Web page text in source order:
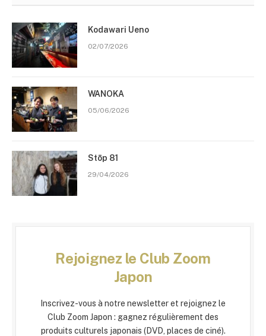
Kodawari Ueno
02/07/2026
WANOKA
05/06/2026
Stōp 81
29/04/2026
Rejoignez le Club Zoom
Japon
Inscrivez-vous à notre newsletter et rejoignez le
Club Zoom Japon : gagnez régulièrement des
produits culturels japonais (DVD, places de ciné).